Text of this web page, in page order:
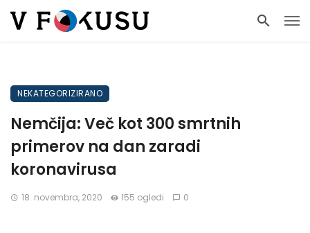
NEKATEGORIZIRANO
Nemčija: Več kot 300 smrtnih
primerov na dan zaradi
koronavirusa
18. novembra, 2020 155 ogledi 0